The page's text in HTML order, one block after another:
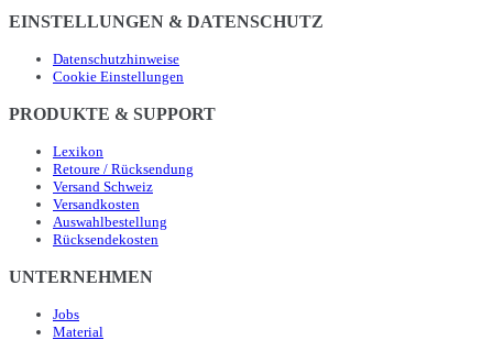
EINSTELLUNGEN & DATENSCHUTZ
Datenschutzhinweise
Cookie Einstellungen
PRODUKTE & SUPPORT
Lexikon
Retoure / Rücksendung
Versand Schweiz
Versandkosten
Auswahlbestellung
Rücksendekosten
UNTERNEHMEN
Jobs
Material